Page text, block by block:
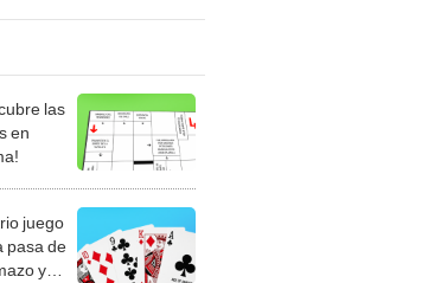
las
en
juego
pasa de
y